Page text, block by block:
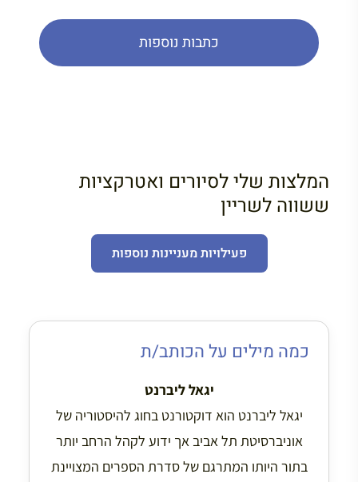
כתבות נוספות
המלצות שלי לסיורים ואטרקציות
ששווה לשריין
פעילויות מעניינות נוספות
כמה מילים על הכותב/ת
יגאל ליברנט
יגאל ליברנט הוא דוקטורנט בחוג להיסטוריה של
אוניברסיטת תל אביב אך ידוע לקהל הרחב יותר
בתור היותו המתרגם של סדרת הספרים המצויינת